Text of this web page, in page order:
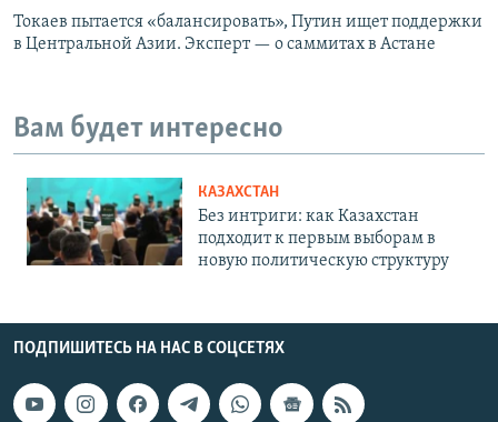
Токаев пытается «балансировать», Путин ищет поддержки
в Центральной Азии. Эксперт — о саммитах в Астане
Вам будет интересно
КАЗАХСТАН
Без интриги: как Казахстан
подходит к первым выборам в
новую политическую структуру
ПОДПИШИТЕСЬ НА НАС В СОЦСЕТЯХ